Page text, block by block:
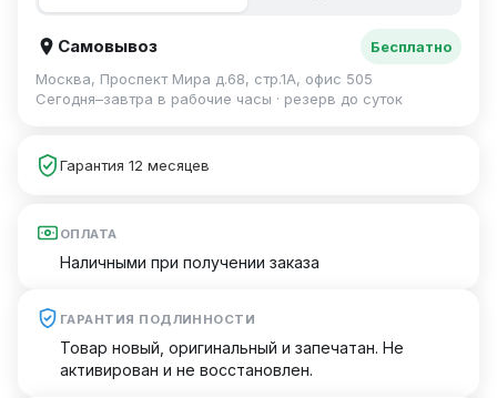
Самовывоз
Бесплатно
Москва, Проспект Мира д.68, стр.1А, офис 505
Сегодня–завтра в рабочие часы · резерв до суток
Гарантия 12 месяцев
ОПЛАТА
Наличными при получении заказа
ГАРАНТИЯ ПОДЛИННОСТИ
Товар новый, оригинальный и запечатан. Не
активирован и не восстановлен.